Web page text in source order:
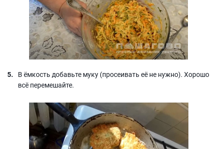
В ёмкость добавьте муку (просеивать её не нужно). Хорошо
всё перемешайте.